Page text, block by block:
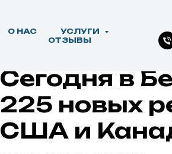
О НАС
УСЛУГИ
ОТЗЫВЫ
Сегодня в
225 новых
США и